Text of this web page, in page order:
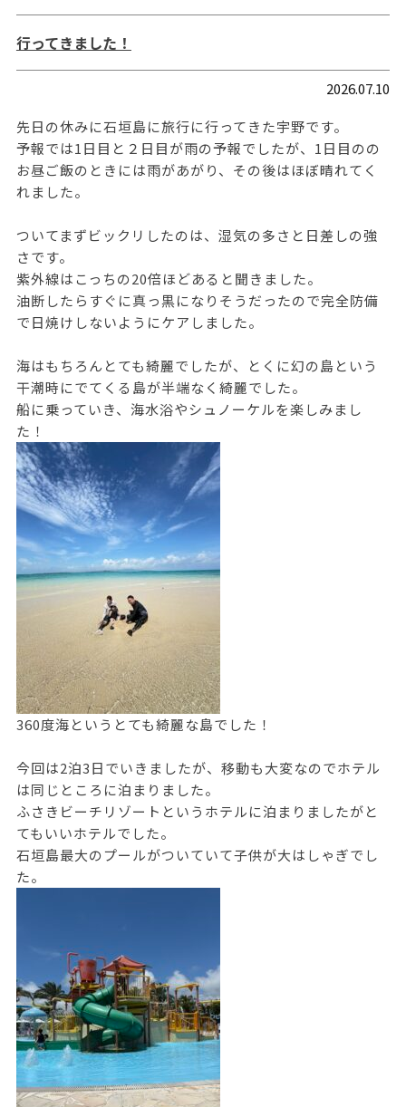
行ってきました！
2026.07.10
先日の休みに石垣島に旅行に行ってきた宇野です。
予報では1日目と２日目が雨の予報でしたが、1日目のの
お昼ご飯のときには雨があがり、その後はほぼ晴れてく
れました。
ついてまずビックリしたのは、湿気の多さと日差しの強
さです。
紫外線はこっちの20倍ほどあると聞きました。
油断したらすぐに真っ黒になりそうだったので完全防備
で日焼けしないようにケアしました。
海はもちろんとても綺麗でしたが、とくに幻の島という
干潮時にでてくる島が半端なく綺麗でした。
船に乗っていき、海水浴やシュノーケルを楽しみまし
た！
360度海というとても綺麗な島でした！
今回は2泊3日でいきましたが、移動も大変なのでホテル
は同じところに泊まりました。
ふさきビーチリゾートというホテルに泊まりましたがと
てもいいホテルでした。
石垣島最大のプールがついていて子供が大はしゃぎでし
た。